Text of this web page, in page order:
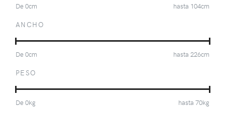
De0cm hasta 104cm
ANCHO
De0cm hasta 226cm
PESO
De0kg hasta 70kg